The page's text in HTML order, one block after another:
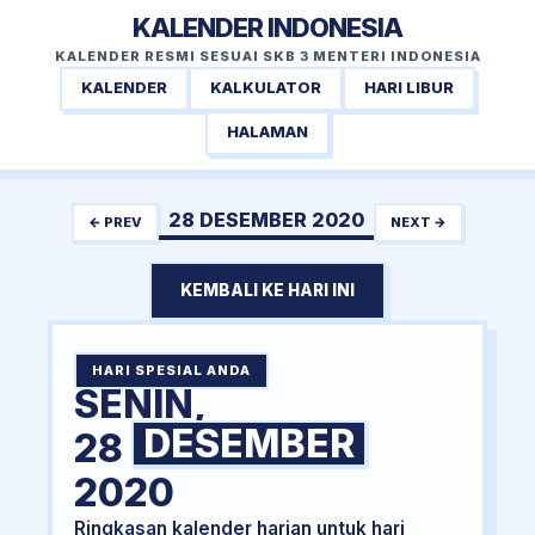
KALENDER INDONESIA
KALENDER RESMI SESUAI SKB 3 MENTERI INDONESIA
KALENDER KALKULATOR HARI LIBUR
HALAMAN
← PREV 28 DESEMBER 2020 NEXT →
KEMBALI KE HARI INI
HARI SPESIAL ANDA
SENIN,
28 DESEMBER
2020
Ringkasan kalender harian untuk hari